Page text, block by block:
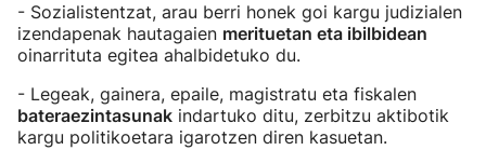
- Sozialistentzat, arau berri honek goi kargu judizialen
izendapenak hautagaien merituetan eta ibilbidean
oinarrituta egitea ahalbidetuko du.
- Legeak, gainera, epaile, magistratu eta fiskalen
bateraezintasunak indartuko ditu, zerbitzu aktibotik
kargu politikoetara igarotzen diren kasuetan.